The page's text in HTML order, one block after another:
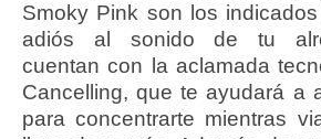
Smoky Pink son los
adiós al sonido de tu
cuentan con la aclamada
Cancelling, que te ayudará a
para concentrarte mientras